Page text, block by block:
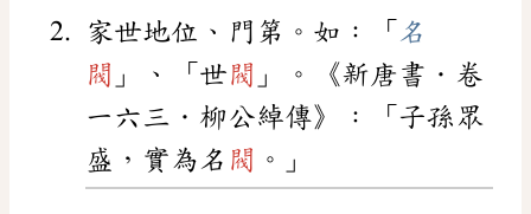
家世地位、門第。如：「 名
閥 」、「世閥 」。《新唐書．卷
一六三．柳公綽傳》：「子孫眾
盛，實為名 閥 。」